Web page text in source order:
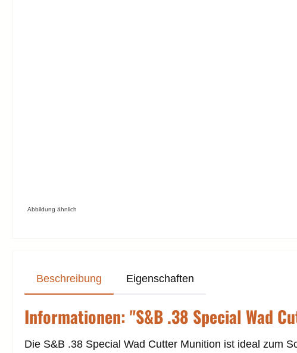
Abbildung ähnlich
Beschreibung Eigenschaften
Informationen: "S&B .38 Special Wad
Die S&B .38 Special Wad Cutter Munition ist ideal zum